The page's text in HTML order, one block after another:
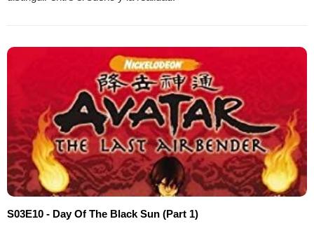
S03E10 - Day Of The Black Sun (Part 1)